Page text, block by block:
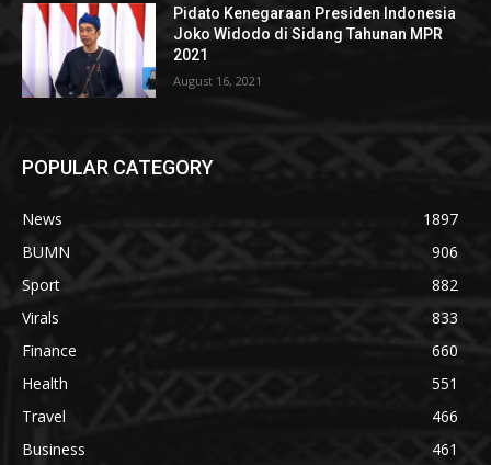
Pidato Kenegaraan Presiden Indonesia
Joko Widodo di Sidang Tahunan MPR
2021
August 16, 2021
POPULAR CATEGORY
News
1897
BUMN
906
Sport
882
Virals
833
Finance
660
Health
551
Travel
466
Business
461